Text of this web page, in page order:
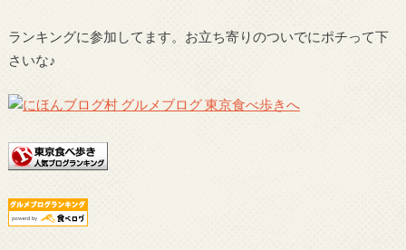
ランキングに参加してます。お立ち寄りのついでにポチって下
さいな♪